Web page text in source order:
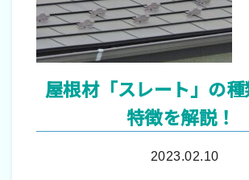
屋根材「スレート」の
特徴を解説！
2023.02.10